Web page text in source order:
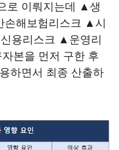
로 이뤄지는데 ▲생
손해보험리스크 ▲시
용리스크 ▲운영리
본을 먼저 구한 후
하면서 최종 산출하